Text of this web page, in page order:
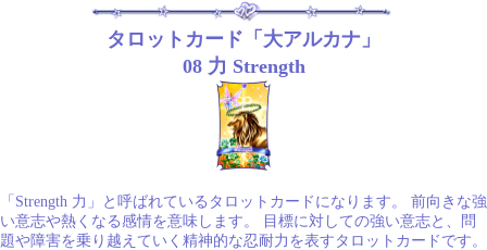
タロットカード「大アルカナ」
08 力 Strength
「Strength 力」と呼ばれているタロットカードになります。 前向きな強
い意志や熱くなる感情を意味します。 目標に対しての強い意志と、問
題や障害を乗り越えていく精神的な忍耐力を表すタロットカードです。